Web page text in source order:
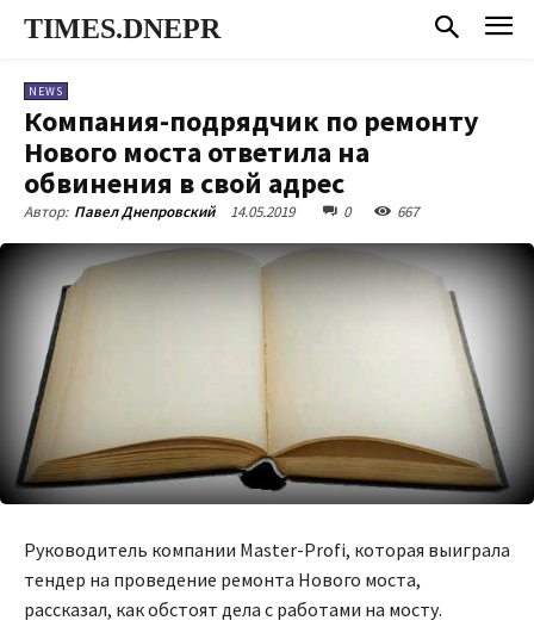
TIMES.DNEPR
NEWS
Компания-подрядчик по ремонту
Нового моста ответила на
обвинения в свой адрес
Автор: Павел Днепровский 14.05.2019 0 667
Руководитель компании Master-Profi, которая выиграла
тендер на проведение ремонта Нового моста,
рассказал, как обстоят дела с работами на мосту.